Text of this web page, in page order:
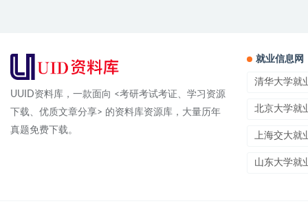
UUID资料库，一款面向 <考研考试考证、学习资源
下载、优质文章分享> 的资料库资源库，大量历年
真题免费下载。
就业信息网
清华大学就
北京大学就
上海交大就
山东大学就